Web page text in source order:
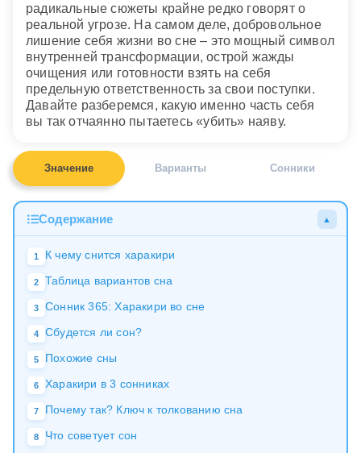
радикальные сюжеты крайне редко говорят о
реальной угрозе. На самом деле, добровольное
лишение себя жизни во сне – это мощный символ
внутренней трансформации, острой жажды
очищения или готовности взять на себя
предельную ответственность за свои поступки.
Давайте разберемся, какую именно часть себя
вы так отчаянно пытаетесь «убить» наяву.
Значение Варианты Сонники
Содержание ▲
1 К чему снится харакири
2 Таблица вариантов сна
3 Сонник 365: Харакири во сне
4 Сбудется ли сон?
5 Похожие сны
6 Харакири в 3 сонниках
7 Почему так? Ключ к толкованию сна
8 Что советует сон